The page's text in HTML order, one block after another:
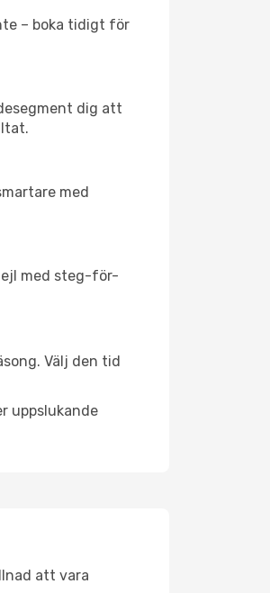
– boka tidigt för
dig att
med
med steg-för-
Välj den tid
uppslukande
att vara